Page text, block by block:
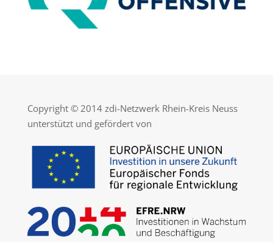
Copyright © 2014 zdi-Netzwerk Rhein-Kreis Neuss
unterstützt und gefördert von